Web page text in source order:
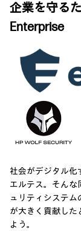
企業を守る
Enterprise
社会がデジタル化
エルテス。そんな
ュリティシステム
が大きく貢献した
よう。